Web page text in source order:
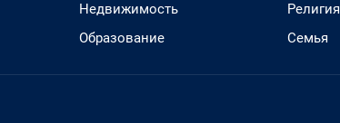
Недвижимость
Образование
Религия
Семья